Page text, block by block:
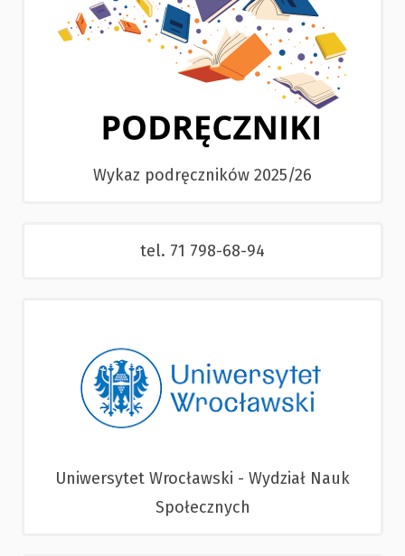
Wykaz podręczników 2025/26
tel. 71 798-68-94
Uniwersytet Wrocławski - Wydział Nauk
Społecznych